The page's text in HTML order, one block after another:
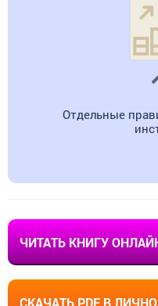
Отдельные
ЧИТАТЬ КНИГУ
СКАЧАТЬ PDF В